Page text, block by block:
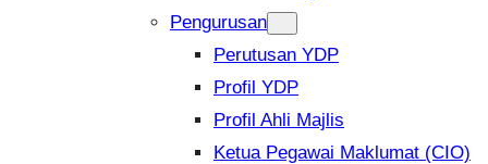
Pengurusan
Perutusan YDP
Profil YDP
Profil Ahli Majlis
Ketua Pegawai Maklumat (CIO)